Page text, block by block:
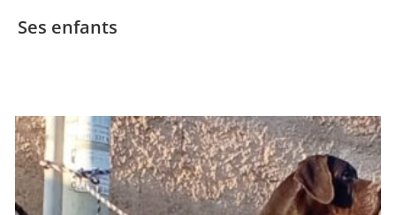
Ses enfants